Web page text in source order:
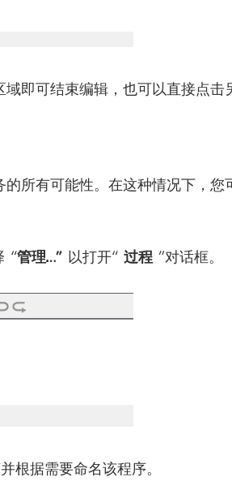
即可结束编辑，也可以直接点击
所有可能性。在这种情况下，您
“管理…” 以打开“ 过程 ”对话框。
根据需要命名该程序。